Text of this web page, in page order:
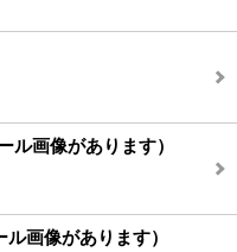
画像があります）
画像があります）